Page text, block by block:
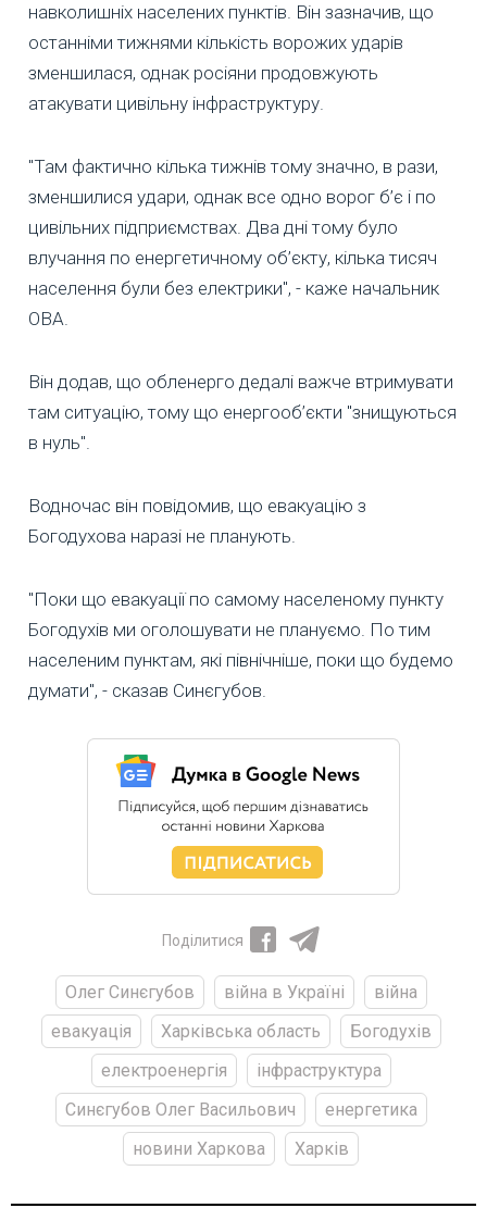
навколишніх населених пунктів. Він зазначив, що
останніми тижнями кількість ворожих ударів
зменшилася, однак росіяни продовжують
атакувати цивільну інфраструктуру.
"Там фактично кілька тижнів тому значно, в рази,
зменшилися удари, однак все одно ворог б’є і по
цивільних підприємствах. Два дні тому було
влучання по енергетичному об’єкту, кілька тисяч
населення були без електрики", - каже начальник
ОВА.
Він додав, що обленерго дедалі важче втримувати
там ситуацію, тому що енергооб’єкти "знищуються
в нуль".
Водночас він повідомив, що евакуацію з
Богодухова наразі не планують.
"Поки що евакуації по самому населеному пункту
Богодухів ми оголошувати не плануємо. По тим
населеним пунктам, які північніше, поки що будемо
думати", - сказав Синєгубов.
Поділитися
Олег Синєгубов війна в Україні
війна
евакуація
Харківська область
Богодухів
електроенергія
інфраструктура
Синєгубов Олег Васильович
енергетика
новини Харкова
Харків